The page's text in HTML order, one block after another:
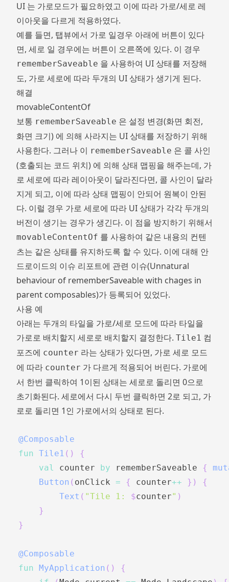
UI 는 가로모드가 필요하였고 이에 따라 가로/세로 레
이아웃을 다르게 적용하였다.
예를 들면, 탭뷰에서 가로 일경우 아래에 버튼이 있다
면, 세로 일 경우에는 버튼이 오른쪽에 있다. 이 경우
rememberSaveable 을 사용하여 UI 상태를 저장해
도, 가로 세로에 따라 두개의 UI 상태가 생기게 된다.
해결
movableContentOf
보통 rememberSaveable 은 설정 변경(화면 회전,
화면 크기) 에 의해 사라지는 UI 상태를 저장하기 위해
사용한다. 그러나 이 rememberSaveable 은 콜 사인
(호출되는 코드 위치) 에 의해 상태 맵핑을 해주는데, 가
로 세로에 따라 레이아웃이 달라진다면, 콜 사인이 달라
지게 되고, 이에 따라 상태 맵핑이 안되어 원복이 안된
다. 이럴 경우 가로 세로에 따라 UI 상태가 각각 두개의
버전이 생기는 경우가 생긴다. 이 점을 방지하기 위해서
movableContentOf 를 사용하여 같은 내용의 컨텐
츠는 같은 상태를 유지하도록 할 수 있다. 이에 대해 안
드로이드의 이슈 리포트에 관련 이슈(Unnatural
behaviour of rememberSaveable with chages in
parent composables)가 등록되어 있었다.
사용 예
아래는 두개의 타일을 가로/세로 모드에 따라 타일을
가로로 배치할지 세로로 배치할지 결정한다. Tile1 컴
포즈에 counter 라는 상태가 있다면, 가로 세로 모드
에 따라 counter 가 다르게 적용되어 버린다. 가로에
서 한번 클릭하여 1이된 상태는 세로로 돌리면 0으로
초기화된다. 세로에서 다시 두번 클릭하면 2로 되고, 가
로로 돌리면 1인 가로에서의 상태로 된다.
@Composable
fun Tile1 ( )
{
val
counter by rememberSaveable {
Button ( onClick = { counter++ } )
{
Text ( "Tile 1: $counter" )
}
}
@Composable
fun MyApplication ( )
{